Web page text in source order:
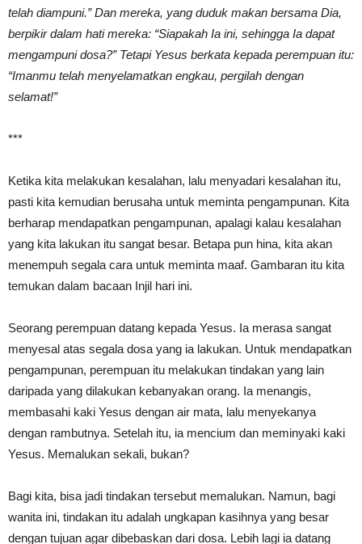
telah diampuni.” Dan mereka, yang duduk makan bersama Dia,
berpikir dalam hati mereka: “Siapakah Ia ini, sehingga Ia dapat
mengampuni dosa?” Tetapi Yesus berkata kepada perempuan itu:
“Imanmu telah menyelamatkan engkau, pergilah dengan
selamat!”
***
Ketika kita melakukan kesalahan, lalu menyadari kesalahan itu,
pasti kita kemudian berusaha untuk meminta pengampunan. Kita
berharap mendapatkan pengampunan, apalagi kalau kesalahan
yang kita lakukan itu sangat besar. Betapa pun hina, kita akan
menempuh segala cara untuk meminta maaf. Gambaran itu kita
temukan dalam bacaan Injil hari ini.
Seorang perempuan datang kepada Yesus. Ia merasa sangat
menyesal atas segala dosa yang ia lakukan. Untuk mendapatkan
pengampunan, perempuan itu melakukan tindakan yang lain
daripada yang dilakukan kebanyakan orang. Ia menangis,
membasahi kaki Yesus dengan air mata, lalu menyekanya
dengan rambutnya. Setelah itu, ia mencium dan meminyaki kaki
Yesus. Memalukan sekali, bukan?
Bagi kita, bisa jadi tindakan tersebut memalukan. Namun, bagi
wanita ini, tindakan itu adalah ungkapan kasihnya yang besar
dengan tujuan agar dibebaskan dari dosa. Lebih lagi ia datang